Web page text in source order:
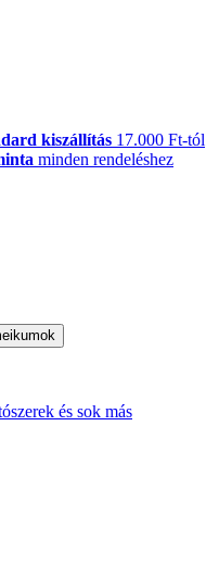
kiszállítás 17.000 Ft-tól
minden rendeléshez
és sok más